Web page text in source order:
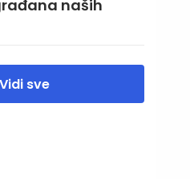
naših
Vidi sve